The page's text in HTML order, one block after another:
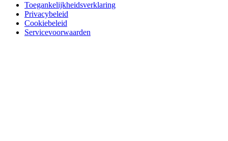
Toegankelijkheidsverklaring
Privacybeleid
Cookiebeleid
Servicevoorwaarden